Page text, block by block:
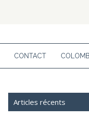
CONTACT
Articles récents